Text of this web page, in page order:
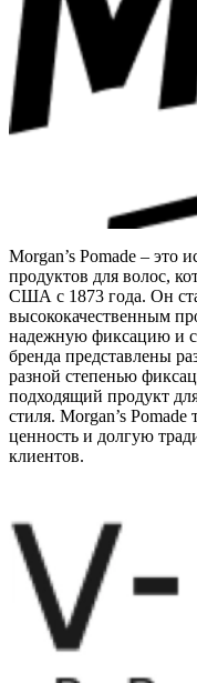
Morgan’s Pomade – это
продуктов для волос,
США с 1873 года. Он
высококачественным
надежную фиксацию и
бренда представлены
разной степенью
подходящий продукт
стиля. Morgan’s
ценность и долгую
клиентов.